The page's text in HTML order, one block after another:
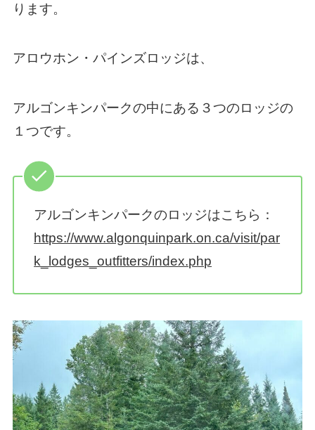
ります。
アロウホン・パインズロッジは、
アルゴンキンパークの中にある３つのロッジの
１つです。
アルゴンキンパークのロッジはこちら：
https://www.algonquinpark.on.ca/visit/par
k_lodges_outfitters/index.php